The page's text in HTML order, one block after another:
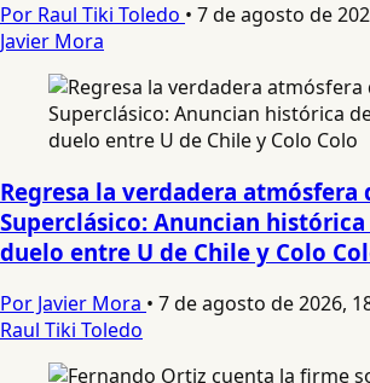
Por Raul Tiki Toledo • 7 de agosto de
Javier Mora
Regresa la verdadera atmósfera
Superclásico: Anuncian
duelo entre U de Chile y Colo
Por Javier Mora • 7 de agosto de 2026,
Raul Tiki Toledo